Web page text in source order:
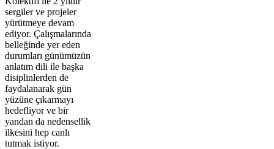
sergiler ve projeler
yürütmeye devam
ediyor. Çalışmalarında
belleğinde yer eden
durumları günümüzün
anlatım dili ile başka
disiplinlerden de
faydalanarak gün
yüzüne çıkarmayı
hedefliyor ve bir
yandan da nedensellik
ilkesini hep canlı
tutmak istiyor.